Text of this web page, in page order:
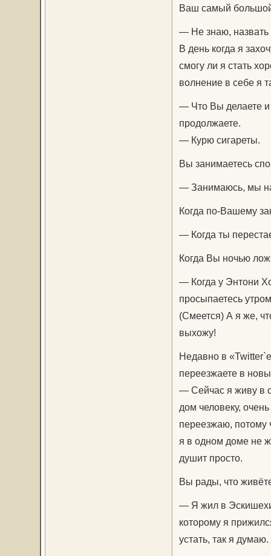
Ваш самый
— Не знаю, назвать
В день когда я
смогу ли я стать
волнение в себе я
— Что Вы делаете и
продолжаете.
— Курю сигареты.
Вы занимаетесь
— Занимаюсь, мы
Когда по-Вашему
— Когда ты
Когда Вы ночью
— Когда у Энтони
просыпаетесь
(Смеется) А я же,
выхожу!
Недавно в
переезжаете в
— Сейчас я живу в
дом человеку,
переезжаю, потому
я в одном доме не
душит просто.
Вы рады, что
— Я жил в
которому я
устать, так я думаю.